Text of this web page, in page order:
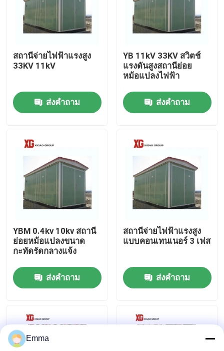
บ้าน
สินค้า
ทัวร์โรงงาน
ควบคุมคุณภาพ
ขอใบเสนอราคา
สวิตช์แบ่งโหลดอากาศ
สวิตช์แบ่งโหลด SF6
สวิตช์จ่ายไฟ
สถานีจ่ายไฟฟ้าแรงสูง
33KV 11kV
ส่งคำถาม
YB 11kV 33KV สวิตช์
แรงดันสูงสถานีย่อย
หม้อแปลงไฟฟ้า
ส่งคำถาม
YBM 0.4kv 10kv สถานี
ย่อยหม้อแปลงขนาด
กะทัดรัดกลางแจ้ง
ส่งคำถาม
สถานีจ่ายไฟฟ้าแรงสูง
แบบคอนเทนเนอร์ 3 เฟส
ส่งคำถาม
Emma